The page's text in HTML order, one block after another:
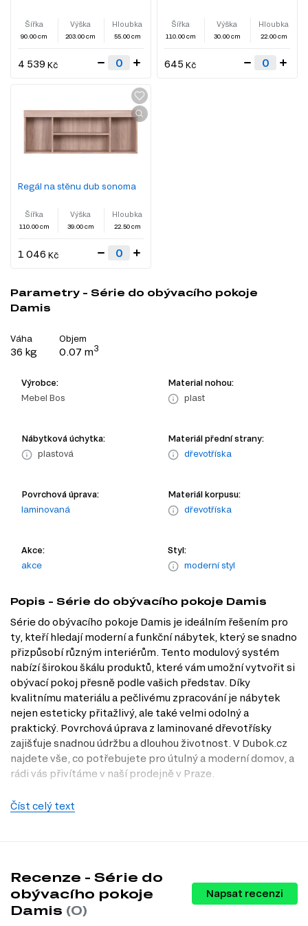
Šířka
90.00 cm
Výška
203.00 cm
Hloubka
55.00 cm
4 539 Kč
Šířka
110.00 cm
Výška
30.00 cm
Hloubka
22.00 cm
645 Kč
Regál na stěnu dub sonoma
Šířka
110.00 cm
Výška
39.00 cm
Hloubka
22.50 cm
1 046 Kč
Parametry - Série do obývacího pokoje
Damis
Váha
36 kg
Objem
0.07 m3
Výrobce:
Mebel Bos
Material nohou:
plast
Nábytková úchytka:
plastová
Materiál přední strany:
dřevotříska
Povrchová úprava:
laminovaná
Materiál korpusu:
dřevotříska
Akce:
akce
Styl:
moderní styl
Popis - Série do obývacího pokoje Damis
Série do obývacího pokoje Damis je ideálním řešením pro
ty, kteří hledají moderní a funkční nábytek, který se snadno
přizpůsobí různým interiérům. Tento modulový systém
nabízí širokou škálu produktů, které vám umožní vytvořit si
obývací pokoj přesně podle vašich představ. Díky
kvalitnímu materiálu a pečlivému zpracování je nábytek
nejen esteticky přitažlivý, ale také velmi odolný a
praktický. Povrchová úprava z laminované dřevotřísky
zajišťuje snadnou údržbu a dlouhou životnost. V Dubok.cz
najdete vše, co potřebujete pro útulný a moderní domov, a
rádi vás přivítáme v naší prodejně v Praze.
Charakteristiky, vlastnosti a výhody
dřevotřísky, což zajišťuje pevnost a stabilitu výrobku.
Odolnost a snadná údržba.Laminovaná povrchová úprava chrání
nábytek před poškrábáním a usnadňuje jeho čištění.
Praktické úchytky.
Plastové úchytky přispívají k jednoduchosti a
Číst celý text
Recenze - Série do
obývacího pokoje
Damis (0)
Napsat recenzi